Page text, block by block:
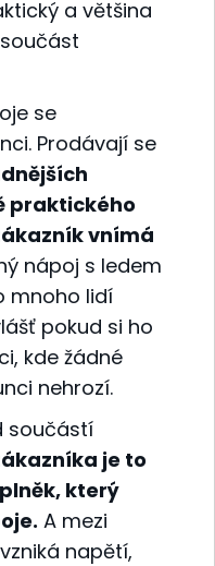
a většina
se
Prodávají se
praktického
vnímá
nápoj s ledem
mnoho lidí
pokud si ho
kde žádné
nehrozí.
součástí
je to
který
A mezi
napětí,